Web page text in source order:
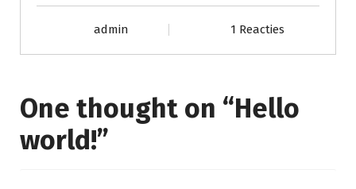
admin 1 Reacties
One thought on “Hello
world!”